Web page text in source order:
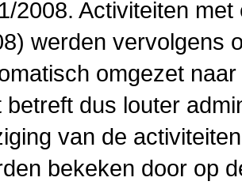
2008. Activiteiten
werden vervolgens
omgezet
betreft dus louter
van de
bekeken door op